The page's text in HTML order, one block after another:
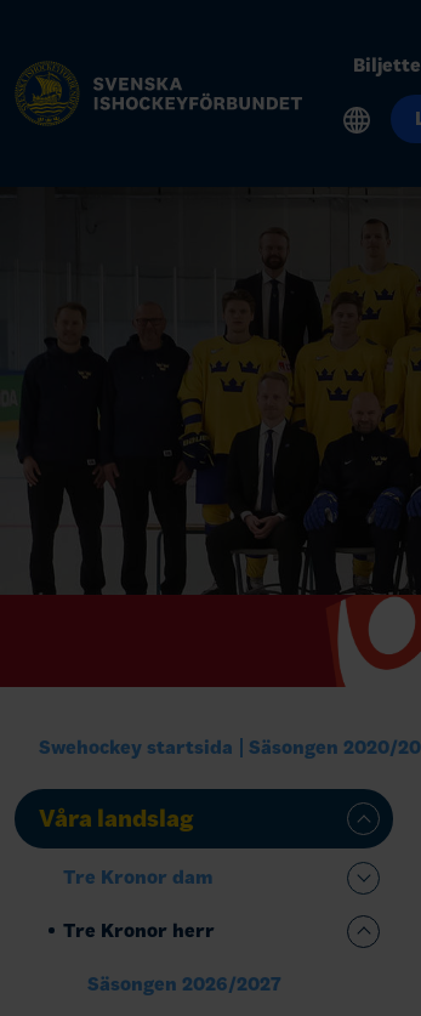
Swehockey startsida Säsongen 2020/
Våra landslag
Tre Kronor dam
Tre Kronor herr
Säsongen 2026/2027